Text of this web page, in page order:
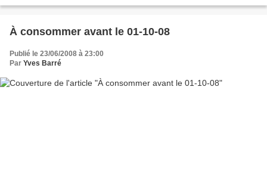
À consommer avant le 01-10-08
Publié le 23/06/2008 à 23:00
Par Yves Barré